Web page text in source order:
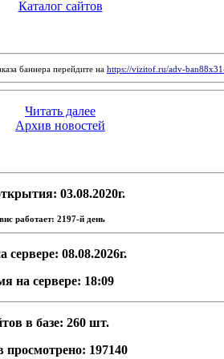
Каталог сайтов
баннера перейдите на https://vizitof.ru/adv-
Читать далее
Архив новостей
03.08.2020г.
работает: 2197-й день
сервере: 08.08.2026г.
на сервере: 18:09
в базе: 260 шт.
просмотрено: 197140